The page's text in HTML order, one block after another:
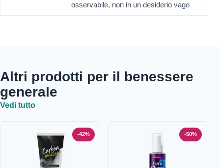
osservabile, non in un desiderio vago
Altri prodotti per il benessere
generale
Vedi tutto
-42% -50%